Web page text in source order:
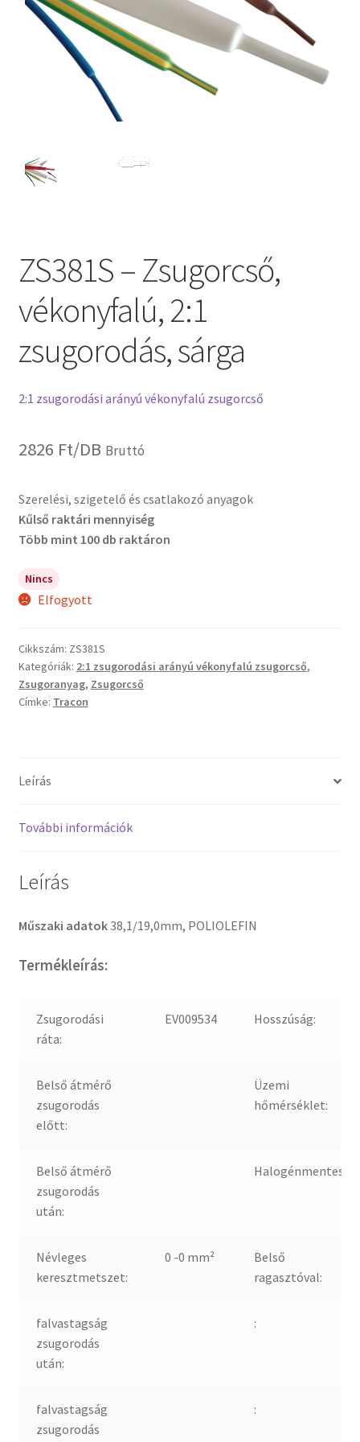
ZS381S – Zsugorcső,
vékonyfalú, 2:1
zsugorodás, sárga
2:1 zsugorodási arányú vékonyfalú zsugorcső
2826 Ft/DB Bruttó
Szerelési, szigetelő és csatlakozó anyagok
Kűlső raktári mennyiség
Több mint 100 db raktáron
Nincs
Elfogyott
Cikkszám: ZS381S
Kategóriák: 2:1 zsugorodási arányú vékonyfalú zsugorcső,
Zsugoranyag, Zsugorcső
Címke: Tracon
Leírás
További információk
Leírás
Műszaki adatok38,1/19,0mm, POLIOLEFIN
Termékleírás:
Zsugorodási
ráta:
EV009534 Hosszúság:
Belső átmérő
zsugorodás
előtt:
Üzemi
hőmérséklet:
Belső átmérő
zsugorodás
után:
Halogénmentes:
Névleges
keresztmetszet:
0 -0 mm²
Belső
ragasztóval:
falvastagság
zsugorodás
után:
:
falvastagság
zsugorodás
: